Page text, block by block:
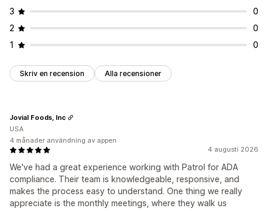
3
0
2
0
1
0
Skriv en recension Alla recensioner
4 augusti 2026
We've had a great experience working with Patrol for ADA
compliance. Their team is knowledgeable, responsive, and
makes the process easy to understand. One thing we really
appreciate is the monthly meetings, where they walk us
Jovial Foods, Inc
USA
4 månader användning av appen